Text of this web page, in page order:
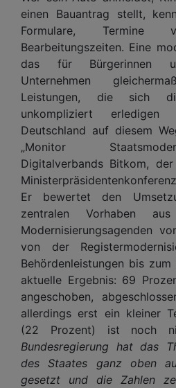
einen Bauantrag stellt,
Formulare,
Bearbeitungszeiten. Eine
das für Bürgerinnen
Unternehmen
Leistungen, die sich
unkompliziert
Deutschland auf diesem
„Monitor
Digitalverbands Bitkom,
Er bewertet den
zentralen Vorhaben
Modernisierungsagenden
von der
Behördenleistungen bis
aktuelle Ergebnis: 69
angeschoben,
allerdings erst ein kleiner
(22 Prozent) ist noch
Bundesregierung hat das
des Staates ganz oben
gesetzt und die Zahlen